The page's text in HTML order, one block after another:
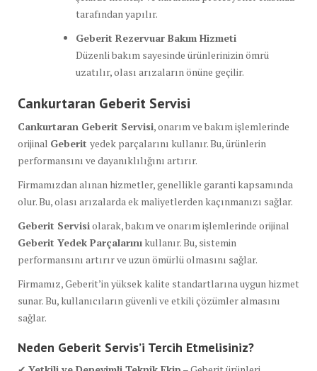
tarafından yapılır.
Geberit Rezervuar Bakım Hizmeti
Düzenli bakım sayesinde ürünlerinizin ömrü
uzatılır, olası arızaların önüne geçilir.
Cankurtaran Geberit Servisi
Cankurtaran Geberit Servisi, onarım ve bakım işlemlerinde
orijinal Geberit yedek parçalarını kullanır. Bu, ürünlerin
performansını ve dayanıklılığını artırır.
Firmamızdan alınan hizmetler, genellikle garanti kapsamında
olur. Bu, olası arızalarda ek maliyetlerden kaçınmanızı sağlar.
Geberit Servisiolarak, bakım ve onarım işlemlerinde orijinal
Geberit Yedek Parçalarını kullanır. Bu, sistemin
performansını artırır ve uzun ömürlü olmasını sağlar.
Firmamız, Geberit’in yüksek kalite standartlarına uygun hizmet
sunar. Bu, kullanıcıların güvenli ve etkili çözümler almasını
sağlar.
Neden Geberit Servis’i Tercih Etmelisiniz?